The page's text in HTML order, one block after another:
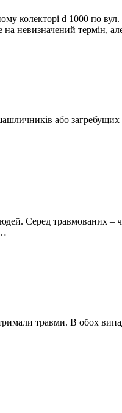
колекторі d 1000 по
на невизначений термін,
або
Серед травмованих –
травми. В обох